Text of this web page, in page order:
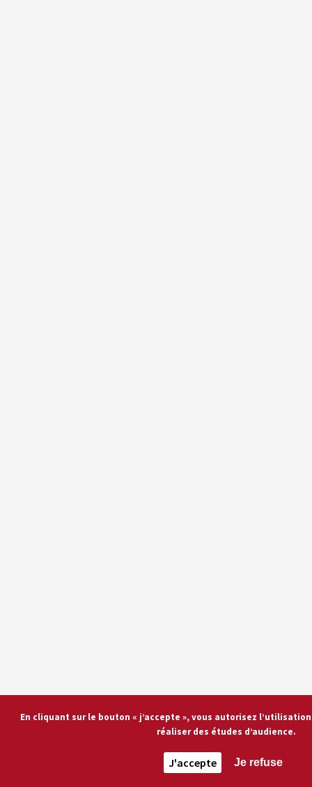
En cliquant sur le bouton « j’accepte », vous autorisez
réaliser des études d’audience.
J'accepte Je refuse